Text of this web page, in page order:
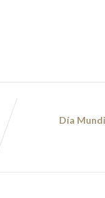
Día